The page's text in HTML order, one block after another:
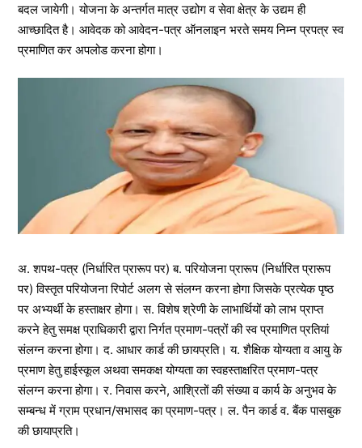
बदल जायेगी। योजना के अन्तर्गत मात्र उद्योग व सेवा क्षेत्र के उद्यम ही
आच्छादित है। आवेदक को आवेदन-पत्र ऑनलाइन भरते समय निम्न प्रपत्र स्व
प्रमाणित कर अपलोड करना होगा।
अ. शपथ-पत्र (निर्धारित प्रारूप पर) ब. परियोजना प्रारूप (निर्धारित प्रारूप
पर) विस्तृत परियोजना रिपोर्ट अलग से संलग्न करना होगा जिसके प्रत्येक पृष्ठ
पर अभ्यर्थी के हस्ताक्षर होगा। स. विशेष श्रेणी के लाभार्थियों को लाभ प्राप्त
करने हेतु समक्ष प्राधिकारी द्वारा निर्गत प्रमाण-पत्रों की स्व प्रमाणित प्रतियां
संलग्न करना होगा। द. आधार कार्ड की छायप्रति। य. शैक्षिक योग्यता व आयु के
प्रमाण हेतु हाईस्कूल अथवा समकक्ष योग्यता का स्वहस्ताक्षरित प्रमाण-पत्र
संलग्न करना होगा। र. निवास करने, आश्रितों की संख्या व कार्य के अनुभव के
सम्बन्ध में ग्राम प्रधान/सभासद का प्रमाण-पत्र। ल. पैन कार्ड व. बैंक पासबुक
की छायाप्रति।